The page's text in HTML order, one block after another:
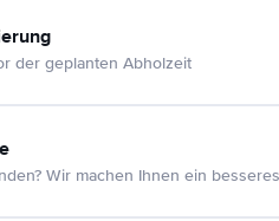
der geplanten Abholzeit
Wir machen Ihnen ein